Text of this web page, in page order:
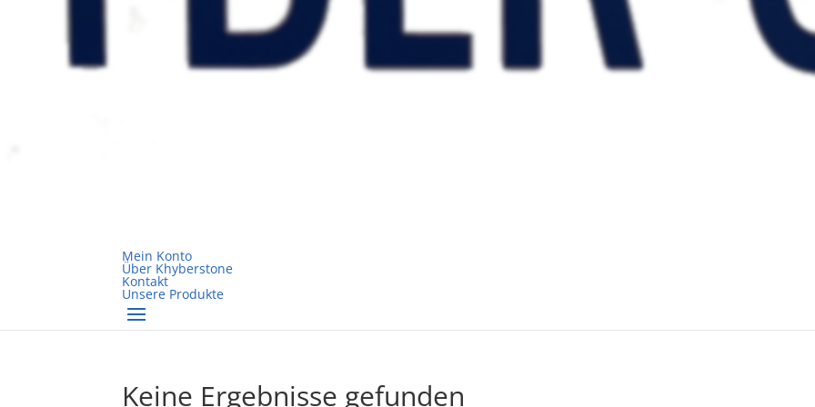
Mein Konto
Über Khyberstone
Kontakt
Unsere Produkte
Keine Ergebnisse gefunden